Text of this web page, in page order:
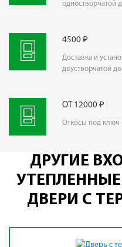
одностворчатой
4500 ₽
Доставка и
двустворчатой
ОТ 12000 ₽
Откосы под ключ
ДРУГИЕ
ДВЕРИ С